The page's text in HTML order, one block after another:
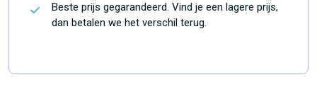
Beste prijs gegarandeerd. Vind je een lagere prijs,
dan betalen we het verschil terug.